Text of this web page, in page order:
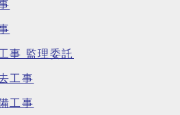
事 監理委託
工事
工事